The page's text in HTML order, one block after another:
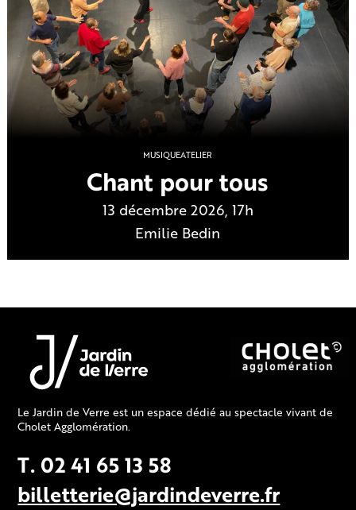
MUSIQUEATELIER
Chant pour tous
13 décembre 2026, 17h
Emilie Bedin
Le Jardin de Verre est un espace dédié au spectacle vivant de
Cholet Agglomération.
T. 02 41 65 13 58
billetterie@jardindeverre.fr